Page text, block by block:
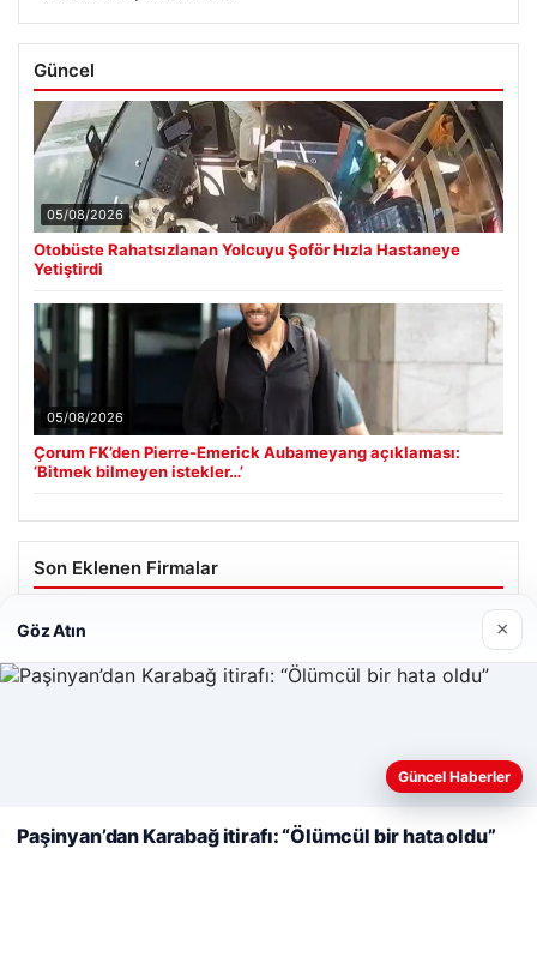
Güncel
05/08/2026
Otobüste Rahatsızlanan Yolcuyu Şoför Hızla Hastaneye
Yetiştirdi
05/08/2026
Çorum FK’den Pierre-Emerick Aubameyang açıklaması:
‘Bitmek bilmeyen istekler…’
Son Eklenen Firmalar
Enes Kaplan Avukatlık Bürosu
© 2026 Net Günlük | Günlük Haber
deneyiminizi kişiselleştirmek ve geliştirmek amacıyla çerezler
Reddet Kabul Et
Göz Atın ×
Güncel Haberler
Paşinyan’dan Karabağ itirafı: “Ölümcül bir hata oldu”